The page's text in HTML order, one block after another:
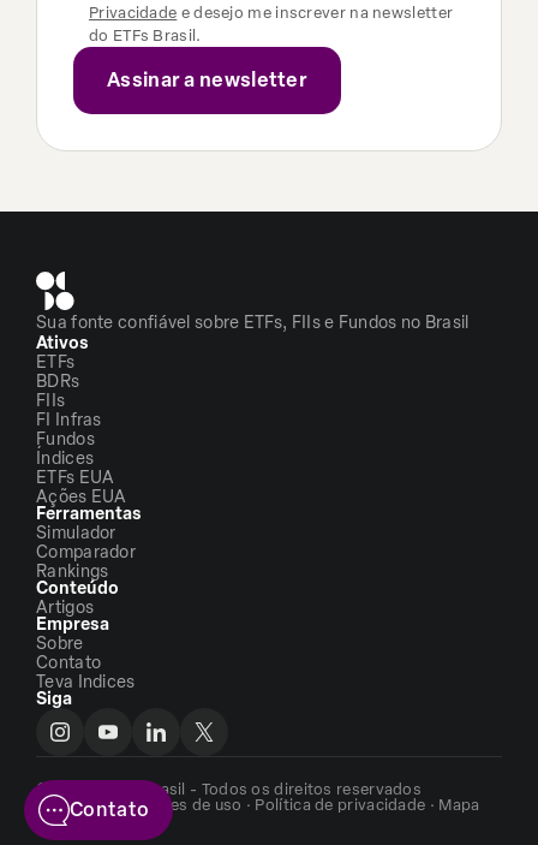
Privacidade e desejo me inscrever na newsletter
do ETFs Brasil.
Sua fonte confiável sobre ETFs, FIIs e Fundos no Brasil
Ativos
ETFs
BDRs
FIIs
FI Infras
Fundos
Índices
ETFs EUA
Ações EUA
Ferramentas
Simulador
Comparador
Rankings
Conteúdo
Artigos
Empresa
Sobre
Contato
Teva Indices
Siga
©2026 - ETFs Brasil - Todos os direitos reservados
Termos e condições de uso · Política de privacidade · Mapa
do siteContato